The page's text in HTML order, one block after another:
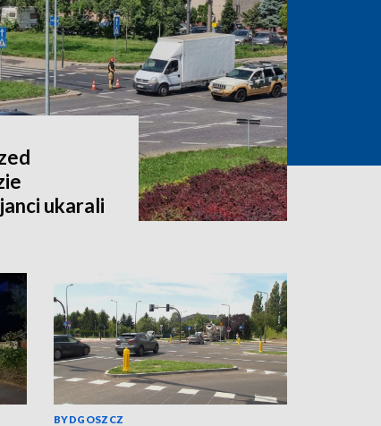
ukarali
BYDGOSZCZ